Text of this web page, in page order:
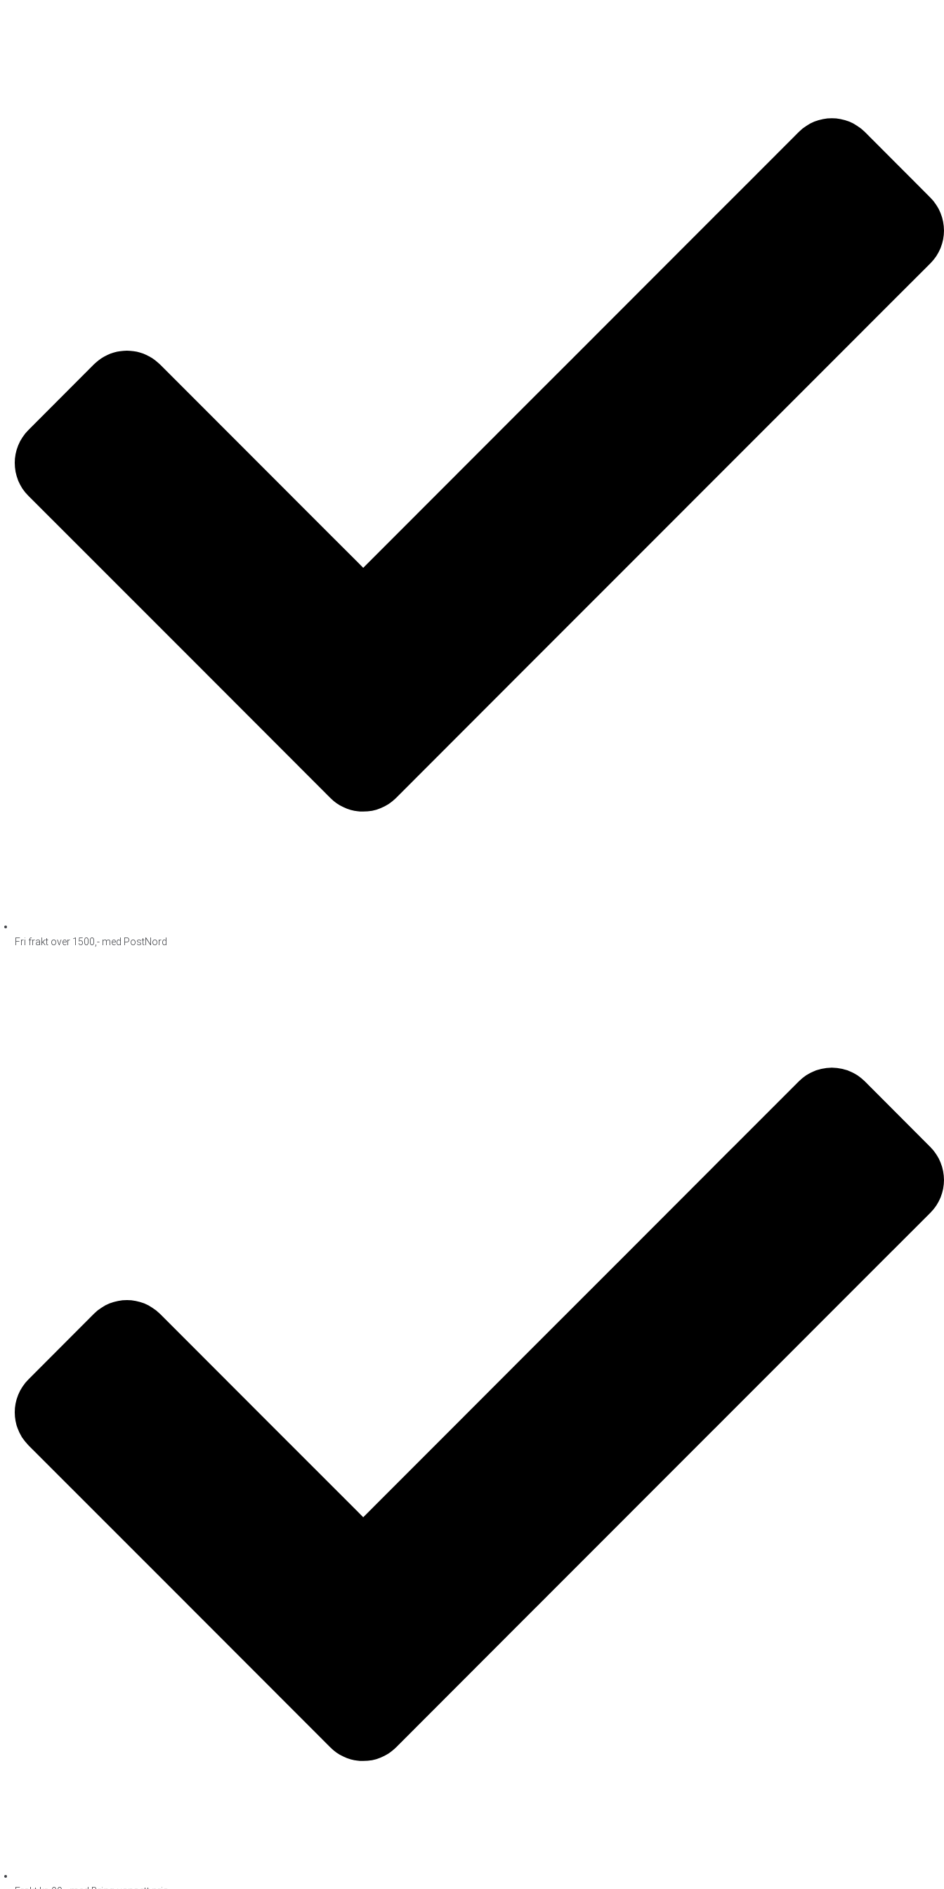
Fri frakt over 1500,- med PostNord